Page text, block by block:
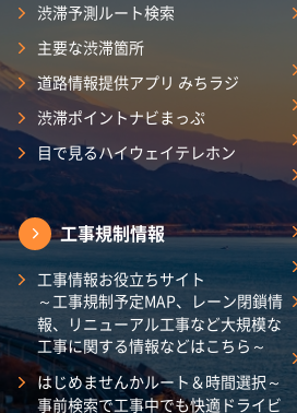
渋滞予測ルート検索
主要な渋滞箇所
道路情報提供アプリ みちラジ
渋滞ポイントナビまっぷ
目で見るハイウェイテレホン
工事規制情報
工事情報お役立ちサイト
～工事規制予定MAP、レーン閉鎖情
報、リニューアル工事など大規模な
工事に関する情報などはこちら～
はじめませんかルート＆時間選択～
事前検索で工事中でも快適ドライビ